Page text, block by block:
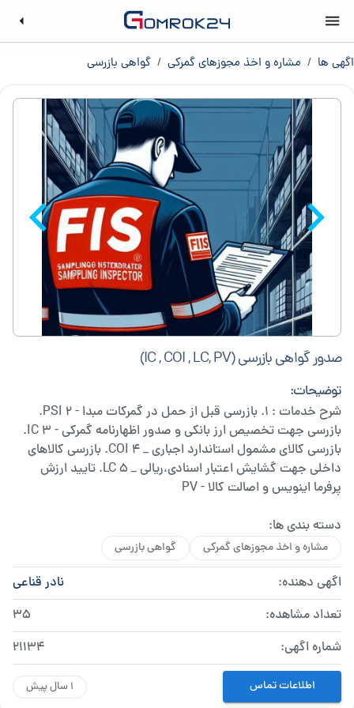
اگهی ها / مشاره و اخذ مجوزهای گمرکی / گواهی بازرسی
صدور گواهی بازرسی (IC , COI , LC, PV)
توضیحات:
شرح خدمات : ۱. بازرسی قبل از حمل در گمرکات مبدا - PSI ۲.
بازرسی جهت تخصیص ارز بانکی و صدور اظهارنامه گمرکی - IC ۳.
بازرسی کالای مشمول استاندارد اجباری _ COI ۴. بازرسی کالاهای
داخلی جهت گشایش اعتبار اسنادی،ریالی _ LC ۵. تایید ارزش
پرفرما اینویس و اصالت کالا - PV
دسته بندی ها:
مشاره و اخذ مجوزهای گمرکی گواهی بازرسی
اگهی دهنده:
نادر قناعی
تعداد مشاهده:
35
شماره اگهی:
21134
اطلاعات تماس 1 سال پیش